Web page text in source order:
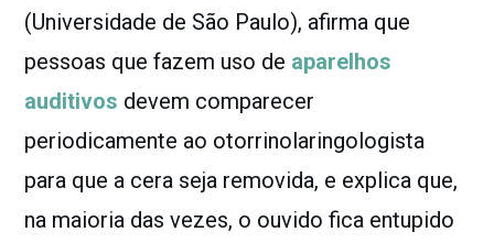
(Universidade de São Paulo), afirma que
pessoas que fazem uso de aparelhos
auditivos devem comparecer
periodicamente ao otorrinolaringologista
para que a cera seja removida, e explica que,
na maioria das vezes, o ouvido fica entupido